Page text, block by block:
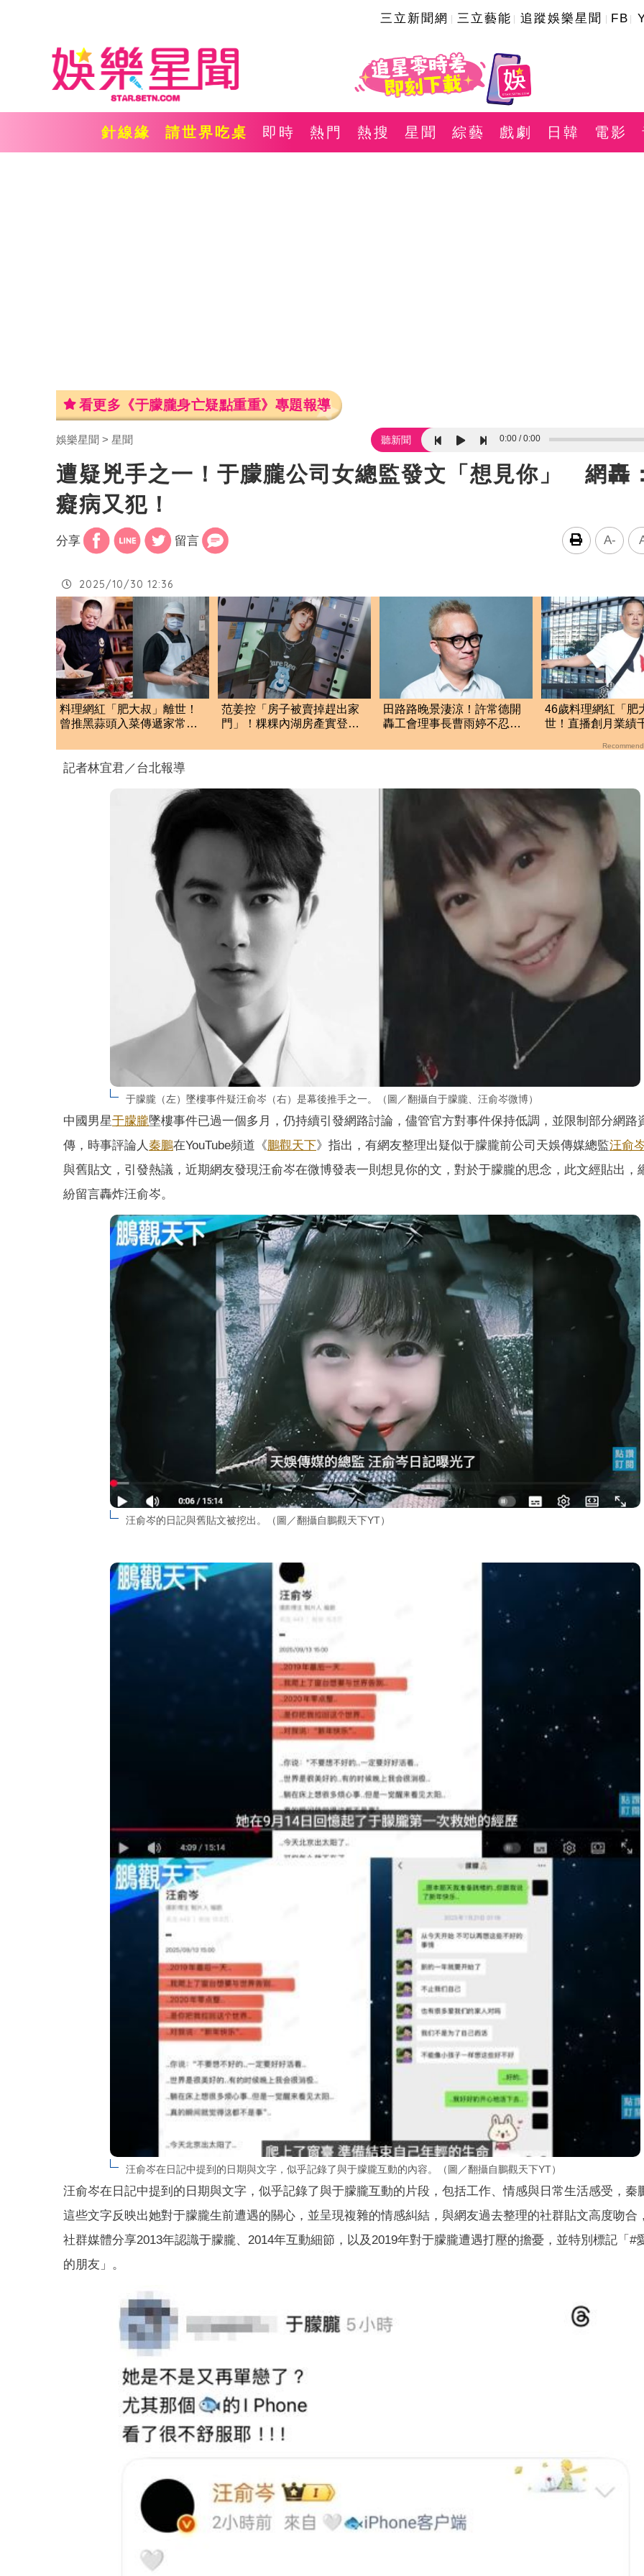
三立新聞網 三立藝能 追蹤娛樂星聞 FB
針線緣 請世界吃桌 即時 熱門 熱搜 星聞 綜藝 戲劇 日韓 電影
看更多《于朦朧身亡疑點重重》專題報導
娛樂星聞 星聞 聽新聞 0:00 0:00
遭疑兇手之一！于朦朧公司女總監發文「想見你」 網轟
癡病又犯！
分享 留言 A-
2025/10/30 12:36
料理網紅「肥大叔」離世！
曾推黑蒜頭入菜傳遞家常
范姜控「房子被賣掉趕出家
門」！粿粿內湖房產實登曝
田路路晚景淒涼！許常德開
轟工會理事長曹雨婷不忍
46歲料理網紅「肥
世！直播創月業
記者林宜君／台北報導
于朦朧（左）墜樓事件疑汪俞岑（右）是幕後推手之一。（圖／翻攝自于朦朧、汪俞岑微博）
中國男星于朦朧墜樓事件已過一個多月，仍持續引發網路討論，儘管官方對事件保持低調，並限制部分網路
傳，時事評論人秦鵬在YouTube頻道《鵬觀天下》指出，有網友整理出疑似于朦朧前公司天娛傳媒總監汪俞
與舊貼文，引發熱議，近期網友發現汪俞岑在微博發表一則想見你的文，對於于朦朧的思念，此文經貼出，
紛留言轟炸汪俞岑。
汪俞岑的日記與舊貼文被挖出。（圖／翻攝自鵬觀天下YT）
汪俞岑在日記中提到的日期與文字，似乎記錄了與于朦朧互動的內容。（圖／翻攝自鵬觀天下YT）
汪俞岑在日記中提到的日期與文字，似乎記錄了與于朦朧互動的片段，包括工作、情感與日常生活感受，秦
這些文字反映出她對于朦朧生前遭遇的關心，並呈現複雜的情感糾結，與網友過去整理的社群貼文高度吻合
社群媒體分享2013年認識于朦朧、2014年互動細節，以及2019年對于朦朧遭遇打壓的擔憂，並特別標記「#
的朋友」。